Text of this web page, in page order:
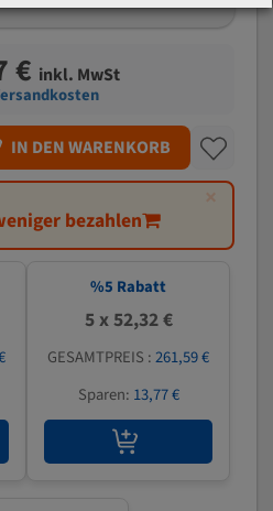
€ inkl. MwSt
IN DEN WARENKORB
×
bezahlen
%5 Rabatt
5 x 52,32 €
GESAMTPREIS :261,59 €
Sparen: 13,77 €